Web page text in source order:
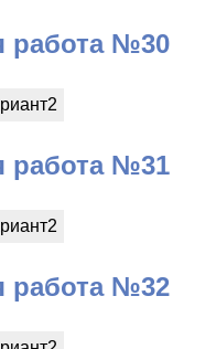
работа №30
работа №31
работа №32